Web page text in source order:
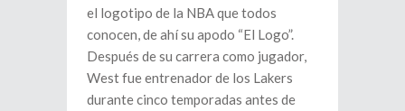
el logotipo de la NBA que todos
conocen, de ahí su apodo “El Logo”.
Después de su carrera como jugador,
West fue entrenador de los Lakers
durante cinco temporadas antes de